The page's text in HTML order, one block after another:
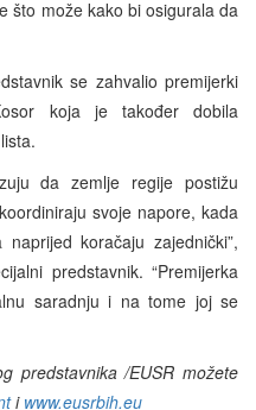
što može kako bi osigurala da
se zahvalio premijerki
koja je također dobila
da zemlje regije postižu
svoje napore, kada
koračaju zajednički”,
predstavnik. “Premijerka
saradnju i na tome joj se
predstavnika /EUSR možete
i www.eusrbih.eu